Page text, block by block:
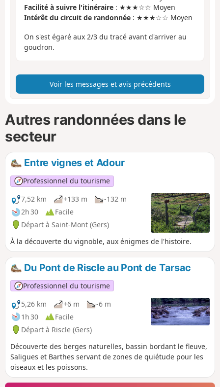
Facilité à suivre l'itinéraire : ★★★☆☆ Moyen
Intérêt du circuit de randonnée : ★★★☆☆ Moyen
On s'est égaré aux 2/3 du tracé avant d'arriver au
goudron.
Voir les messages et avis précédents
Autres randonnées dans le
secteur
Entre vignes et Adour
Professionnel du tourisme
7,52 km
+133 m
-132 m
2h 30
Facile
Départ à Saint-Mont (Gers)
À la découverte du vignoble, aux énigmes de l'histoire.
Du Pont de Riscle au Pont de Tarsac
Professionnel du tourisme
5,26 km
+6 m
-6 m
1h 30
Facile
Départ à Riscle (Gers)
Découverte des berges naturelles, bassin bordant le fleuve,
Saligues et Barthes servant de zones de quiétude pour les
oiseaux et les poissons.